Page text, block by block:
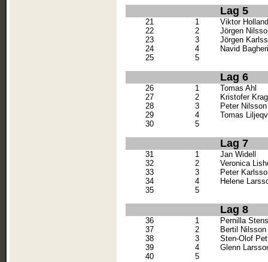
Lag 5
21 1
Viktor
22
2
Jörgen
23
3
Jörgen
24
4
Navid Bagheri
25
5
Lag 6
26 1
Tomas Ahl
27
2
Kristofer Krag
28
3
Peter Nilsson
29
4
Tomas
30
5
Lag 7
31 1
Jan Widell
32
2
Veronica
33
3
Peter
34
4
Helene
35
5
Lag 8
36 1
Pernilla
37
2
Bertil Nilsson
38
3
Sten-Olof
39
4
Glenn
40
5